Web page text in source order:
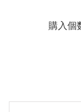
購入個